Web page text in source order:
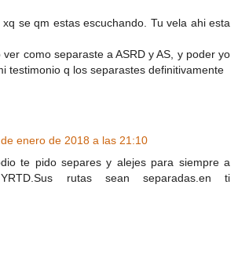
xq se qm estas escuchando. Tu vela ahi esta
como separaste a ASRD y AS, y poder yo
testimonio q los separastes definitivamente
enero de 2018 a las 21:10
te pido separes y alejes para siempre a
rutas sean separadas.en ti